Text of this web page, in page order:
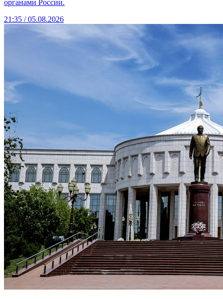
органами России.
21:35 / 05.08.2026